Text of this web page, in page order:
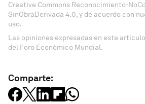
Creative Commons Reconocimiento-
SinObraDerivada 4.0, y de acuerdo con
uso.
Las opiniones expresadas en este
del Foro Económico Mundial.
Comparte: